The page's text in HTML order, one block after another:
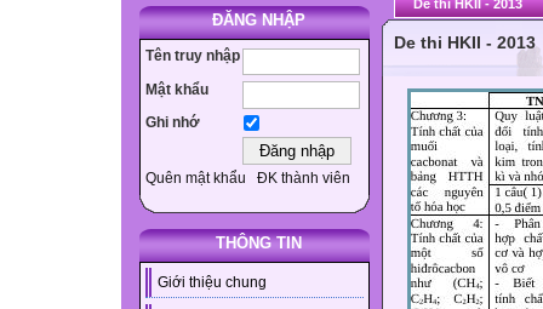
ĐĂNG NHẬP
Tên truy nhập
Mật khẩu
Ghi nhớ
Quên mật khẩu ĐK thành viên
THÔNG TIN
Giới thiệu chung
De thi HKII - 2013
De thi HKII - 2013